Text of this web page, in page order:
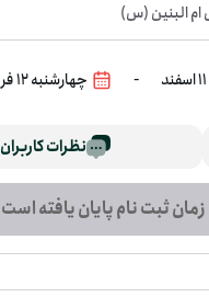
ام البنین (س)
- چهارشنبه 12 فروردین
نظرات کاربران
زمان ثبت نام پایان یافته است